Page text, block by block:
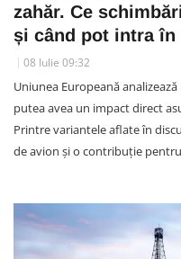
zahăr. Ce
și când pot intra în
08 Iulie 09:32
Uniunea Europeană
putea avea un impact direct
Printre variantele aflate în
de avion și o contribuție